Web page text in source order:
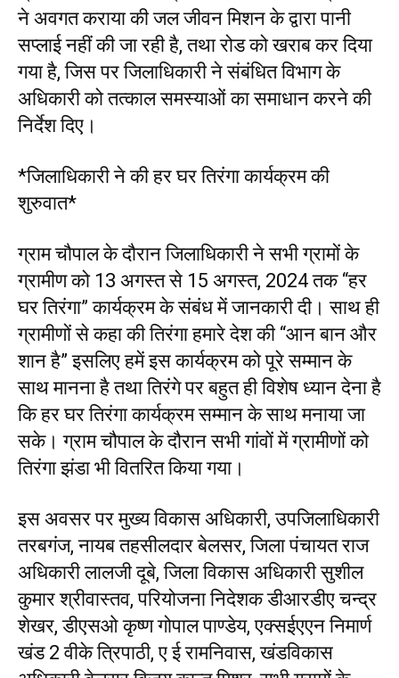
ने अवगत कराया की जल जीवन मिशन के द्वारा पानी
सप्लाई नहीं की जा रही है, तथा रोड को खराब कर दिया
गया है, जिस पर जिलाधिकारी ने संबंधित विभाग के
अधिकारी को तत्काल समस्याओं का समाधान करने की
निर्देश दिए।
*जिलाधिकारी ने की हर घर तिरंगा कार्यक्रम की
शुरुवात*
ग्राम चौपाल के दौरान जिलाधिकारी ने सभी ग्रामों के
ग्रामीण को 13 अगस्त से 15 अगस्त, 2024 तक “हर
घर तिरंगा” कार्यक्रम के संबंध में जानकारी दी। साथ ही
ग्रामीणों से कहा की तिरंगा हमारे देश की “आन बान और
शान है” इसलिए हमें इस कार्यक्रम को पूरे सम्मान के
साथ मानना है तथा तिरंगे पर बहुत ही विशेष ध्यान देना है
कि हर घर तिरंगा कार्यक्रम सम्मान के साथ मनाया जा
सके। ग्राम चौपाल के दौरान सभी गांवों में ग्रामीणों को
तिरंगा झंडा भी वितरित किया गया।
इस अवसर पर मुख्य विकास अधिकारी, उपजिलाधिकारी
तरबगंज, नायब तहसीलदार बेलसर, जिला पंचायत राज
अधिकारी लालजी दूबे, जिला विकास अधिकारी सुशील
कुमार श्रीवास्तव, परियोजना निदेशक डीआरडीए चन्द्र
शेखर, डीएसओ कृष्ण गोपाल पाण्डेय, एक्सईएएन निमार्ण
खंड 2 वीके त्रिपाठी, ए ई रामनिवास, खंडविकास